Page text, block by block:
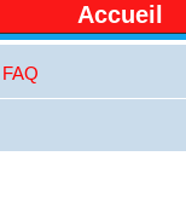
Accueil
FAQ